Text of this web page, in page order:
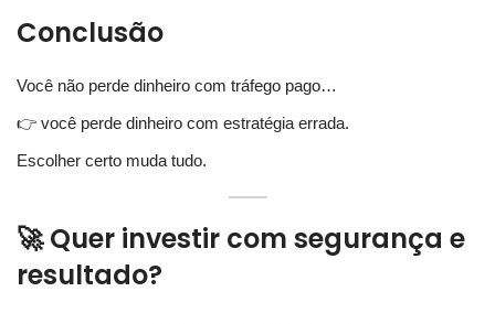
Conclusão
Você não perde dinheiro com tráfego pago…
👉 você perde dinheiro com estratégia errada.
Escolher certo muda tudo.
🚀 Quer investir com segurança e
resultado?